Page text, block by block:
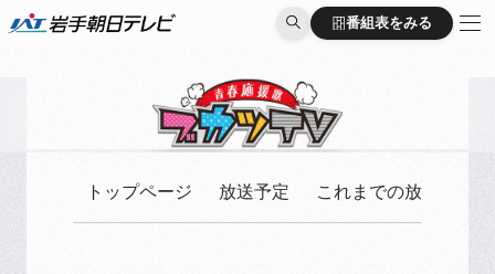
番組表をみる
番組表をみる
トップページ 放送予定 これまでの放送